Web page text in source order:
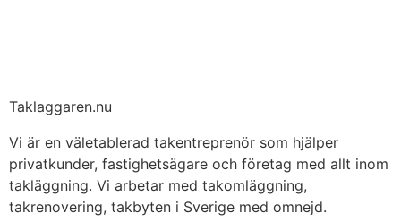
Taklaggaren.nu
Vi är en väletablerad takentreprenör som hjälper
privatkunder, fastighetsägare och företag med allt inom
takläggning. Vi arbetar med takomläggning,
takrenovering, takbyten i Sverige med omnejd.